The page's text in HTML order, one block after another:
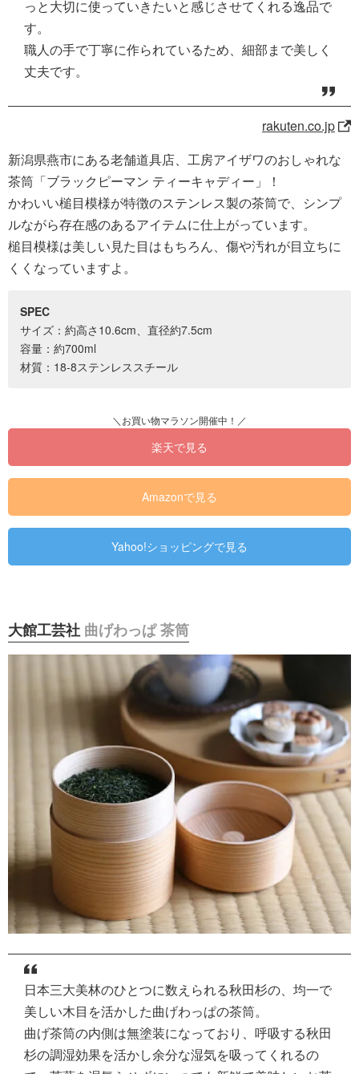
っと大切に使っていきたいと感じさせてくれる逸品で
す。
職人の手で丁寧に作られているため、細部まで美しく
丈夫です。
rakuten.co.jp
新潟県燕市にある老舗道具店、工房アイザワのおしゃれな
茶筒「ブラックピーマン ティーキャディー」！
かわいい槌目模様が特徴のステンレス製の茶筒で、シンプ
ルながら存在感のあるアイテムに仕上がっています。
槌目模様は美しい見た目はもちろん、傷や汚れが目立ちに
くくなっていますよ。
SPEC
サイズ：約高さ10.6cm、直径約7.5cm
容量：約700ml
材質：18-8ステンレススチール
楽天で見る
Amazonで見る
Yahoo!ショッピングで見る
大館工芸社 曲げわっぱ 茶筒
日本三大美林のひとつに数えられる秋田杉の、均一で
美しい木目を活かした曲げわっぱの茶筒。
曲げ茶筒の内側は無塗装になっており、呼吸する秋田
杉の調湿効果を活かし余分な湿気を吸ってくれるの